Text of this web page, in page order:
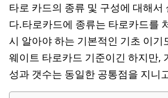
타로 카드의 종류 및 구성에 대해서
다.타로카드에 종류는 타로카드를
시 알아야 하는 기본적인 기초 이기
웨이트 타로카드 기준이긴 하지만,
성과 갯수는 동일한 공통점을 지니